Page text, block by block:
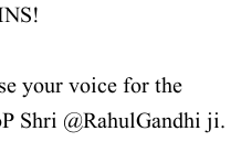
your voice for the
Shri @RahulGandhiji.